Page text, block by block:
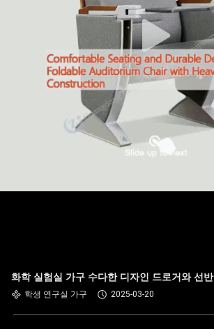
화학 실험실 가구 수다한 디자인 드로거와 선반
학생 연구실 가구 2025-03-20